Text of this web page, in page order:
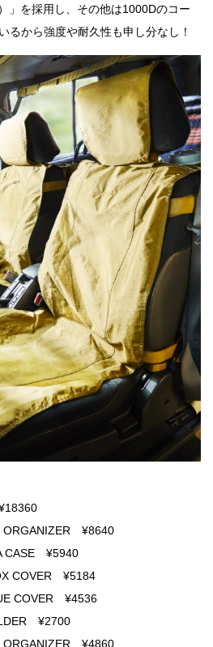
」を採用し、その他は1000Dのコー
るから強度や耐久性も申し分なし！
ORGANIZER ¥8640
CASE ¥5940
COVER ¥5184
COVER ¥4536
¥2700
ORGANIZER ¥4860